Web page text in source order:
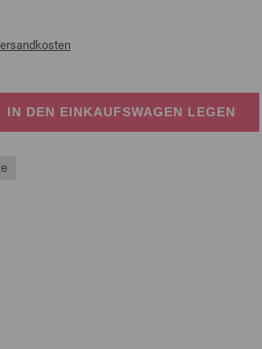
IN DEN EINKAUFSWAGEN LEGEN